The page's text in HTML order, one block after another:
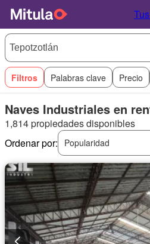
Filtros Palabras clave Precio
Naves Industriales en
1,814 propiedades disponibles
Ordenar por:
Popularidad